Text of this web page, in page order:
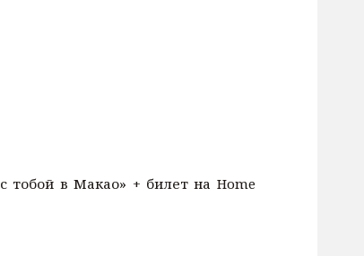
в Макао» + билет на Home